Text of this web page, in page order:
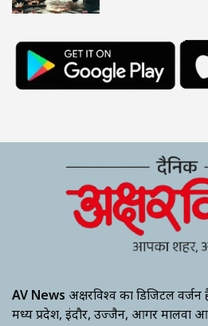
AV News अक्षरविश्व का डिजिटल
मध्य प्रदेश, इंदौर, उज्जैन, आगर मालवा